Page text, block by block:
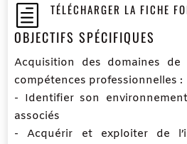
h TÉLÉCHARGER LA FICHE
OBJECTIFS SPÉCIFIQUES
Acquisition des domaines de
compétences professionnelles :
- Identifier son
associés
- Acquérir et exploiter de